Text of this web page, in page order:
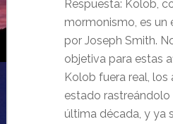
Respuesta: Kolob,
mormonismo, es un
por Joseph Smith.
objetiva para estas
Kolob fuera real,
estado
última década, y ya